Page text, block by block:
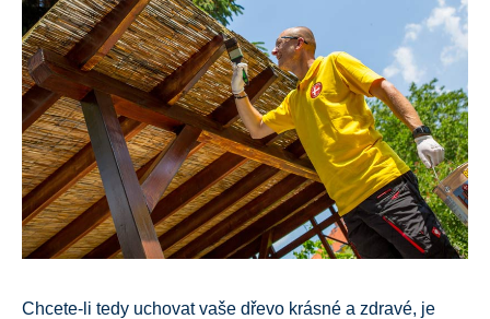
Chcete-li tedy uchovat vaše dřevo krásné a zdravé, je